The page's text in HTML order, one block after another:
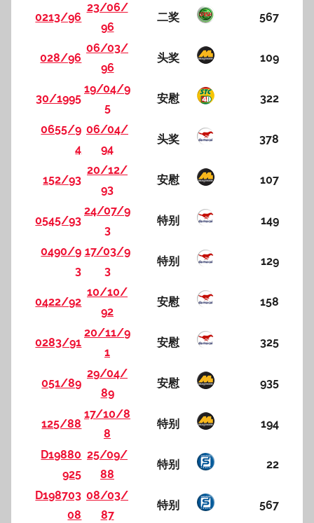
0213/96
23/06/
96
二奖 567
028/96
06/03/
96
头奖 109
30/1995
19/04/9
5
安慰 322
0655/9
4
06/04/
94
头奖 378
152/93
20/12/
93
安慰 107
0545/93
24/07/9
3
特别 149
0490/9
3
17/03/9
3
特别 129
0422/92
10/10/
92
安慰 158
0283/91
20/11/9
1
安慰 325
051/89
29/04/
89
安慰 935
125/88
17/10/8
8
特别 194
D19880
925
25/09/
88
特别 22
D198703
08
08/03/
87
特别 567